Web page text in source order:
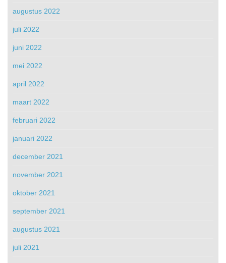
augustus 2022
juli 2022
juni 2022
mei 2022
april 2022
maart 2022
februari 2022
januari 2022
december 2021
november 2021
oktober 2021
september 2021
augustus 2021
juli 2021